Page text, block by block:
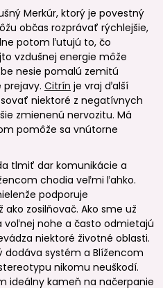
Merkúr, ktorý je povestný
občas rozprávať rýchlejšie,
potom ľutujú to, čo
vzdušnej energie môže
nesie pomalú zemitú
Citrín je vraj ďalší
niektoré z negatívnych
zmienenú nervozitu. Má
pomôže sa vnútorne
tlmiť dar komunikácie a
chodia veľmi ľahko.
podporuje
zosilňovač. Ako sme už
voľnej nohe a často odmietajú
niektoré životné oblasti.
dodáva systém a Blížencom
nikomu neuškodí.
ideálny kameň na načerpanie